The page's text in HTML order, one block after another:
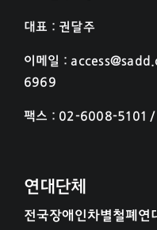
대표 : 권달주
이메일 :
6969
팩스 : 02-6008-5101
연대단체
전국장애인차별철폐연